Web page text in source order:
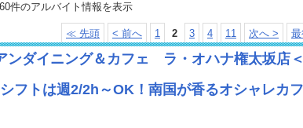
件のアルバイト情報を表示
≪ 先頭 < 前へ 1 2 3 4 11 次へ >
ンダイニング＆カフェ ラ・オハナ権太坂店
シフトは週2/2h～OK！南国が香るオシャレカ